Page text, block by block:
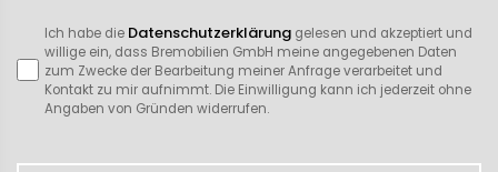
Ich habe die Datenschutzerklärung gelesen und akzeptiert und
willige ein, dass Bremobilien GmbH meine angegebenen Daten
zum Zwecke der Bearbeitung meiner Anfrage verarbeitet und
Kontakt zu mir aufnimmt. Die Einwilligung kann ich jederzeit ohne
Angaben von Gründen widerrufen.